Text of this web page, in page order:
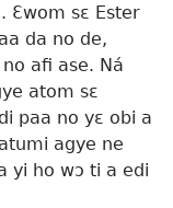
Ɛwom sɛ Ester
da no de,
afi ase. Ná
atom sɛ
paa no yɛ obi a
agye ne
yi ho wɔ ti a edi